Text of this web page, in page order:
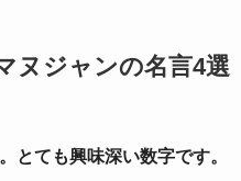
ヌジャンの名言4選
とても興味深い数字です。